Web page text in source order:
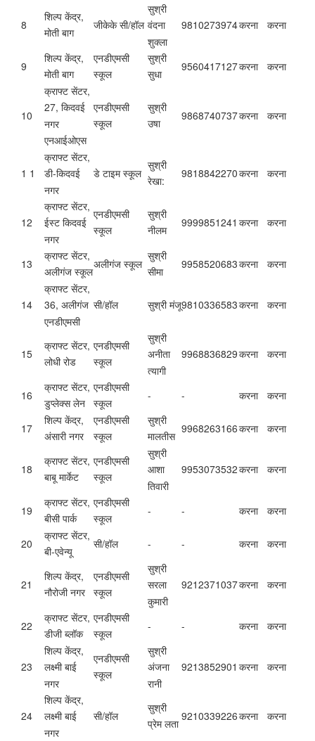
8
शिल्प केंद्र,
मोती बाग
जीकेके सी/हॉल
सुश्री
वंदना
शुक्ला
9810273974करना करना
9
शिल्प केंद्र,
मोती बाग
एनडीएमसी
स्कूल
सुश्री
सुधा
9560417127करना करना
10
क्राफ्ट सेंटर,
27, किदवई
नगर
एनआईओएस
एनडीएमसी
स्कूल
सुश्री
उषा
9868740737करना करना
1 1
क्राफ्ट सेंटर,
डी-किदवई
नगर
डे टाइम स्कूल
सुश्री
रेखा:
9818842270करना करना
12
क्राफ्ट सेंटर,
ईस्ट किदवई
नगर
एनडीएमसी
स्कूल
सुश्री
नीलम
9999851241 करना करना
13
क्राफ्ट सेंटर,
अलीगंज स्कूल
अलीगंज स्कूल
सुश्री
सीमा
9958520683करना करना
14
क्राफ्ट सेंटर,
36, अलीगंज
एनडीएमसी
सी/हॉल सुश्री मंजू9810336583करना करना
15
क्राफ्ट सेंटर,
लोधी रोड
एनडीएमसी
स्कूल
सुश्री
अनीता
त्यागी
9968836829करना करना
16
क्राफ्ट सेंटर,
डुप्लेक्स लेन
एनडीएमसी
स्कूल
- - करना करना
17
शिल्प केंद्र,
अंसारी नगर
एनडीएमसी
स्कूल
सुश्री
मालतीस
9968263166करना करना
18
क्राफ्ट सेंटर,
बाबू मार्केट
एनडीएमसी
स्कूल
सुश्री
आशा
तिवारी
9953073532करना करना
19
क्राफ्ट सेंटर,
बीसी पार्क
एनडीएमसी
स्कूल
- - करना करना
20
क्राफ्ट सेंटर,
बी-एवेन्यू
सी/हॉल - - करना करना
21
शिल्प केंद्र,
नौरोजी नगर
एनडीएमसी
स्कूल
सुश्री
सरला
कुमारी
9212371037करना करना
22
क्राफ्ट सेंटर,
डीजी ब्लॉक
एनडीएमसी
स्कूल
- - करना करना
23
शिल्प केंद्र,
लक्ष्मी बाई
नगर
एनडीएमसी
स्कूल
सुश्री
अंजना
रानी
9213852901 करना करना
24
शिल्प केंद्र,
लक्ष्मी बाई
नगर
सी/हॉल
सुश्री
प्रेम लता
9210339226करना करना